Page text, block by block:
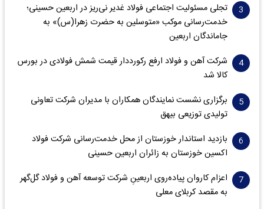
تجلی مسئولیت اجتماعی فولاد غدیر نی‌ریز در اربعین حسینی؛
خدمت‌رسانی موکب «متوسلین به حضرت زهرا(س)» به
جاماندگان اربعین
شرکت آهن و فولاد ارفع رکورددار قیمت شمش فولادی در بورس
کالا شد
برگزاری نشست نمایندگان همکاران با مدیران شرکت تعاونی
تولیدی توزیعی بیهق
بازدید استاندار خوزستان از محل خدمت‌رسانی شرکت فولاد
اکسین خوزستان به زائران اربعین حسینی
اعزام کاروان پیاده‌روی اربعینِ شرکت توسعه آهن و فولاد گل‌گهر
به مقصد کربلای معلی